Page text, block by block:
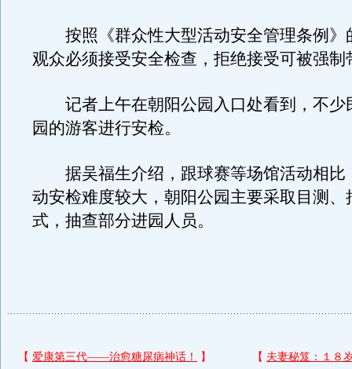
按照《群众性大型活动安全管理条例》
观众必须接受安全检查，拒绝接受可被强制
记者上午在朝阳公园入口处看到，不少
园的游客进行安检。
据吴福生介绍，跟球赛等场馆活动相比
动安检难度较大，朝阳公园主要采取目测、
式，抽查部分进园人员。